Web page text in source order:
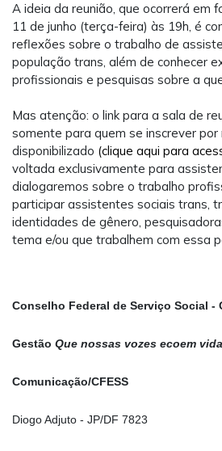
A ideia da reunião, que ocorrerá em
11 de junho (terça-feira) às 19h, é
reflexões sobre o trabalho de
população trans, além de conhecer
profissionais e pesquisas sobre a
Mas atenção: o link para a sala de
somente para quem se inscrever por
disponibilizado (clique aqui para
voltada exclusivamente para
dialogaremos sobre o trabalho
participar assistentes sociais trans,
identidades de gênero,
tema e/ou que trabalhem com essa
Conselho Federal de Serviço Social -
Gestão Que nossas vozes ecoem
Comunicação/CFESS
Diogo Adjuto - JP/DF 7823